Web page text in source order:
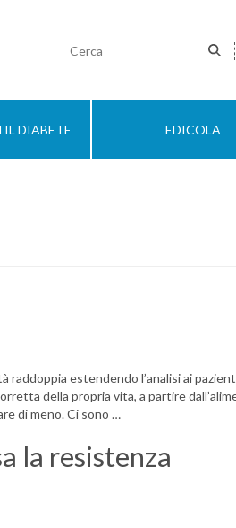
DIABETE EDICOLA
estendendo l’analisi ai
della propria vita, a partire
di meno. Ci sono …
la resistenza